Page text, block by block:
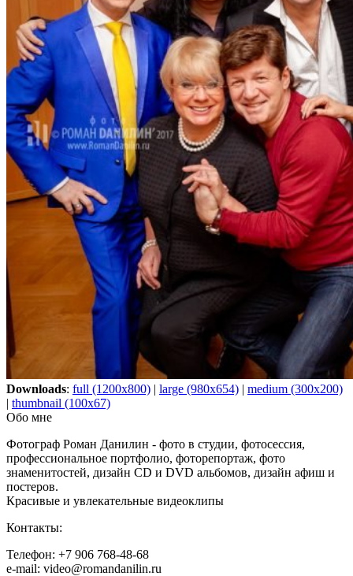
Downloads: full (1200x800) | large (980x654) | medium (300x200)
| thumbnail (100x67)
Обо мне
Фотограф Роман Данилин - фото в студии, фотосессия,
профессиональное портфолио, фоторепортаж, фото
знаменитостей, дизайн CD и DVD альбомов, дизайн афиш и
постеров.
Красивые и увлекательные видеоклипы
Контакты:
Телефон: +7 906 768-48-68
e-mail: video@romandanilin.ru